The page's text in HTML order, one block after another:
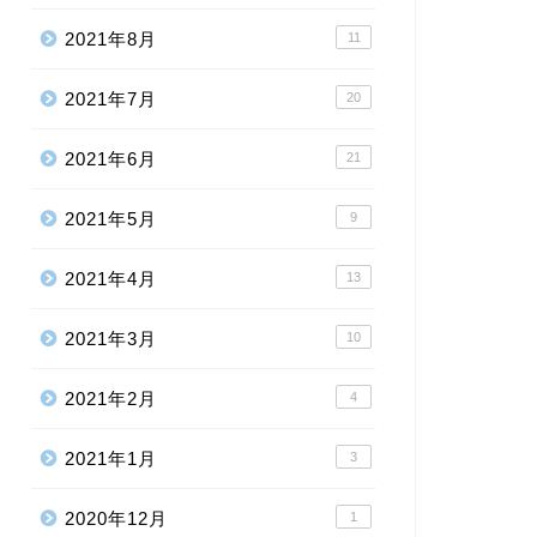
2021年8月 11
2021年7月 20
2021年6月 21
2021年5月 9
2021年4月 13
2021年3月 10
2021年2月 4
2021年1月 3
2020年12月 1